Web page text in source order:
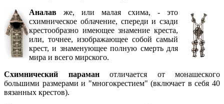
Аналав же, или малая схима, - это
схимническое облачение, спереди и сзади
крестообразно имеющее знамение креста,
или, точнее, изображающее собой самый
крест, и знаменующее полную смерть для
мира и всего мирского.
Схимнический параманотличается от монашеского
бoльшими размерами и "многокрестием" (включает в себя 40
вязанных крестов).